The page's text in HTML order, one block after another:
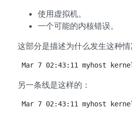
使用虚拟机。
一个可能的内核错误。
这部分是描述为什么发生这种情
另一条线是这样的：
Mar 7 02:43:11 myhost